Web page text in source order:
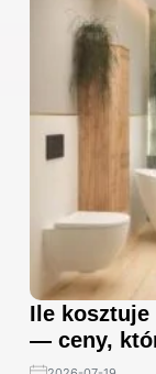
Ile kosztuje
— ceny,